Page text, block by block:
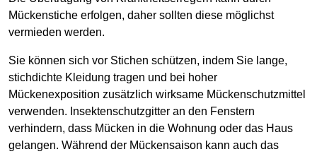
Mückenstiche erfolgen, daher sollten diese möglichst
vermieden werden.
Sie können sich vor Stichen schützen, indem Sie lange,
stichdichte Kleidung tragen und bei hoher
Mückenexposition zusätzlich wirksame Mückenschutzmittel
verwenden. Insektenschutzgitter an den Fenstern
verhindern, dass Mücken in die Wohnung oder das Haus
gelangen. Während der Mückensaison kann auch das